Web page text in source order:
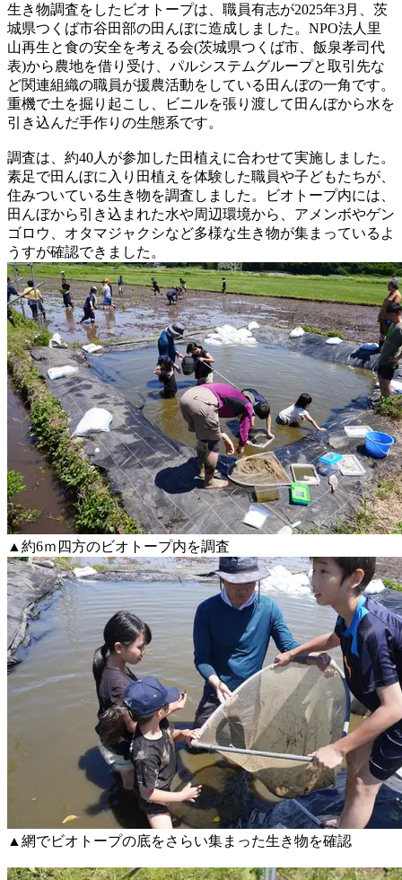
生き物調査をしたビオトープは、職員有志が2025年3月、茨
城県つくば市谷田部の田んぼに造成しました。NPO法人里
山再生と食の安全を考える会(茨城県つくば市、飯泉孝司代
表)から農地を借り受け、パルシステムグループと取引先な
ど関連組織の職員が援農活動をしている田んぼの一角です。
重機で土を掘り起こし、ビニルを張り渡して田んぼから水を
引き込んだ手作りの生態系です。
調査は、約40人が参加した田植えに合わせて実施しました。
素足で田んぼに入り田植えを体験した職員や子どもたちが、
住みついている生き物を調査しました。ビオトープ内には、
田んぼから引き込まれた水や周辺環境から、アメンボやゲン
ゴロウ、オタマジャクシなど多様な生き物が集まっているよ
うすが確認できました。
▲約6ｍ四方のビオトープ内を調査
▲網でビオトープの底をさらい集まった生き物を確認